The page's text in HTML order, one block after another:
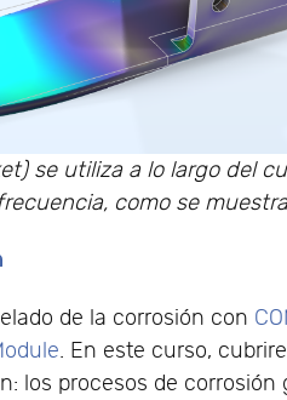
se utiliza a lo largo del
como se
de la corrosión con
. En este curso,
los procesos de corrosión